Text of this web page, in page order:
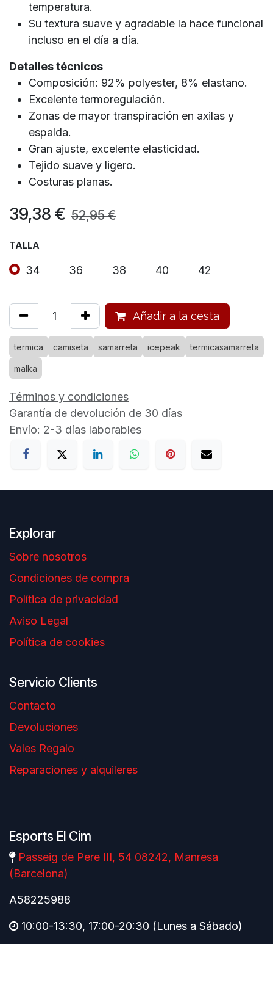
temperatura.
Su textura suave y agradable la hace funcional
incluso en el día a día.
Detalles técnicos
Composición: 92% polyester, 8% elastano.
Excelente termoregulación.
Zonas de mayor transpiración en axilas y
espalda.
Gran ajuste, excelente elasticidad.
Tejido suave y ligero.
Costuras planas.
39,38 € 52,95€
TALLA
34 36 38 40 42
Añadir a la cesta
termica camiseta samarreta icepeak termicasamarreta
malka
Términos y condiciones
Garantía de devolución de 30 días
Envío: 2-3 días laborables
Explorar
Sobre nosotros
Condiciones de compra
Política de privacidad
Aviso Legal
Política de cookies
Servicio Clients
Contacto
Devoluciones
Vales Regalo
Reparaciones y alquileres
Esports El Cim
Passeig de Pere III, 54 08242, Manresa
(Barcelona)
A58225988
10:00-13:30, 17:00-20:30 (Lunes a Sábado)